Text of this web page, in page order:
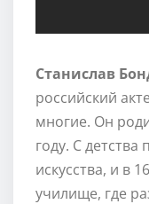
Станислав
российский
многие. Он
году. С
искусства, и в
училище, где